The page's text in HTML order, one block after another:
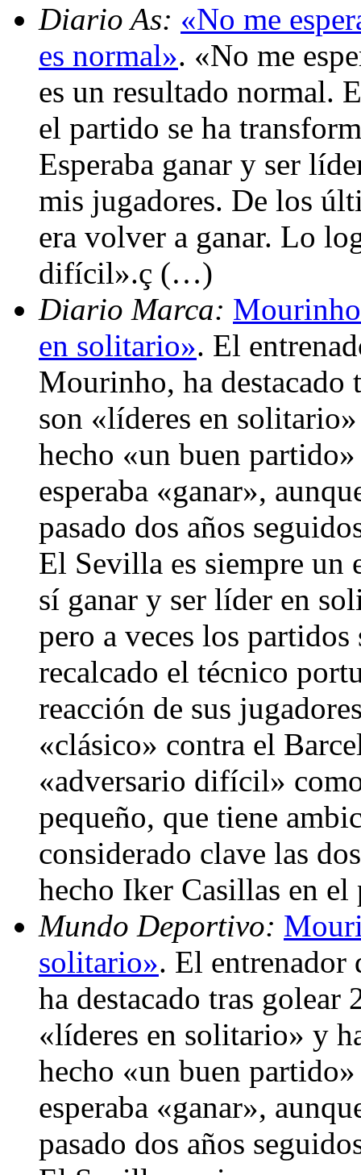
Diario As: «No me
es normal». «No me
es un resultado normal.
el partido se ha
Esperaba ganar y ser
mis jugadores. De los
era volver a ganar. Lo
difícil».ç (…)
Diario Marca:
en solitario». El
Mourinho, ha destacado
son «líderes en
hecho «un buen
esperaba «ganar»,
pasado dos años
El Sevilla es siempre un
sí ganar y ser líder en
pero a veces los
recalcado el técnico
reacción de sus
«clásico» contra el
«adversario difícil»
pequeño, que tiene
considerado clave las
hecho Iker Casillas en
Mundo Deportivo:
solitario». El entrenador
ha destacado tras
«líderes en solitario» y
hecho «un buen
esperaba «ganar»,
pasado dos años